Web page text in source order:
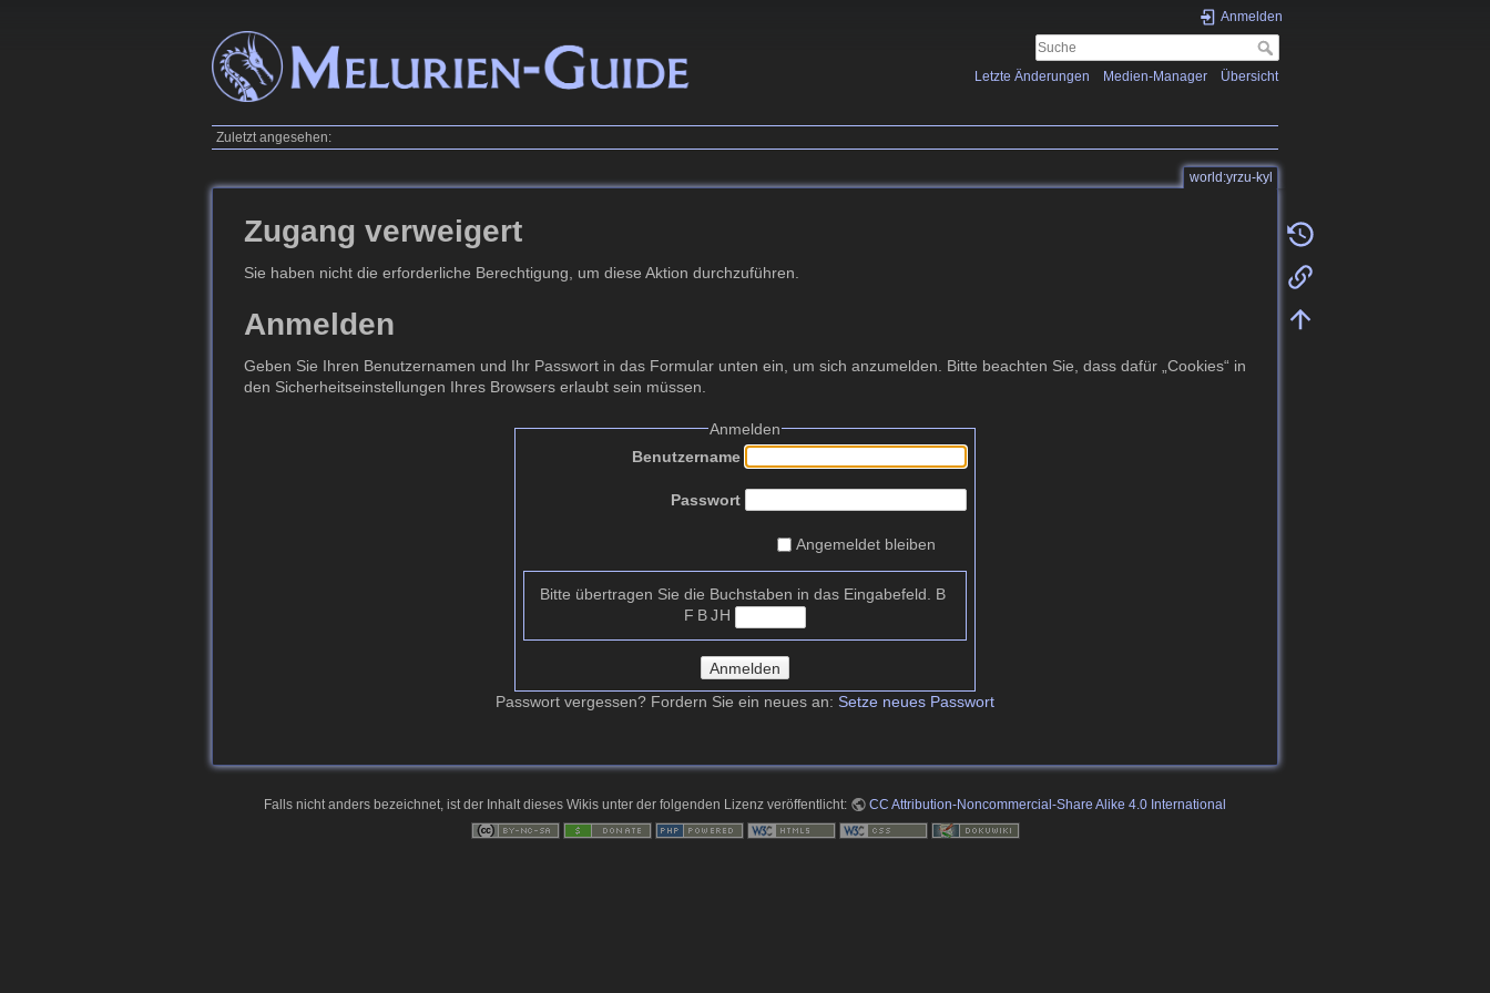
Anmelden
Letzte Änderungen Medien-Manager Übersicht
Zuletzt angesehen:
world:yrzu-kyl
Zugang verweigert
Sie haben nicht die erforderliche Berechtigung, um diese Aktion durchzuführen.
Anmelden
Geben Sie Ihren Benutzernamen und Ihr Passwort in das Formular unten ein, um sich anzumelden. Bitte beachten Sie, dass dafür „Cookies“ in
den Sicherheitseinstellungen Ihres Browsers erlaubt sein müssen.
Anmelden
Benutzername
Passwort
Angemeldet bleiben
Bitte übertragen Sie die Buchstaben in das Eingabefeld. B
F B J H
Anmelden
Passwort vergessen? Fordern Sie ein neues an: Setze neues Passwort
Falls nicht anders bezeichnet, ist der Inhalt dieses Wikis unter der folgenden Lizenz veröffentlicht: CC Attribution-Noncommercial-Share Alike 4.0 International